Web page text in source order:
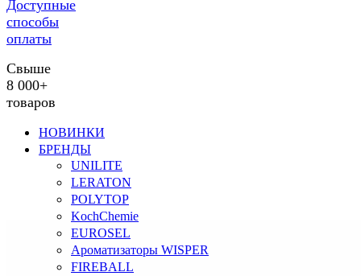
Доступные
способы
оплаты
Свыше
8 000+
товаров
НОВИНКИ
БРЕНДЫ
UNILITE
LERATON
POLYTOP
KochChemie
EUROSEL
Ароматизаторы WISPER
FIREBALL